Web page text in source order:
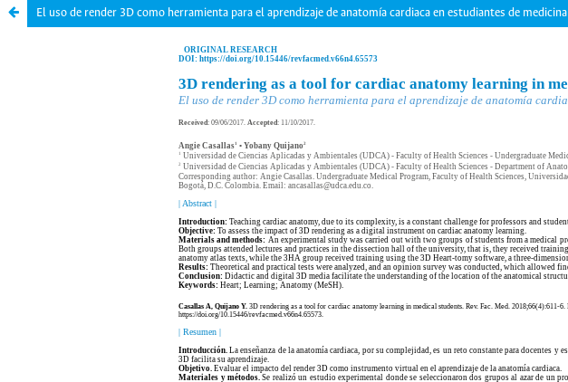
El uso de render 3D como herramienta para el aprendizaje de anatomía cardiaca en estudiantes de medicina